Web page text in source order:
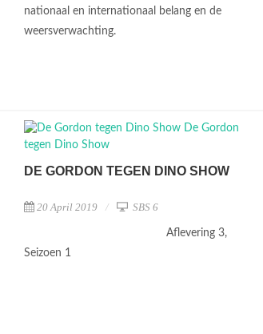
nationaal en internationaal belang en de
weersverwachting.
DE GORDON TEGEN DINO SHOW
20 April 2019 SBS 6
Aflevering 3,
Seizoen 1